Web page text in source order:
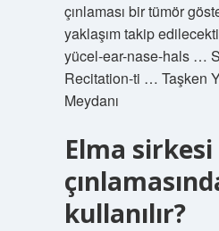
çınlaması bir tümör
yaklaşım takip
yücel-ear-nase-hals …
Recitation-ti … Taşken
Meydanı
Elma
kullanılır?